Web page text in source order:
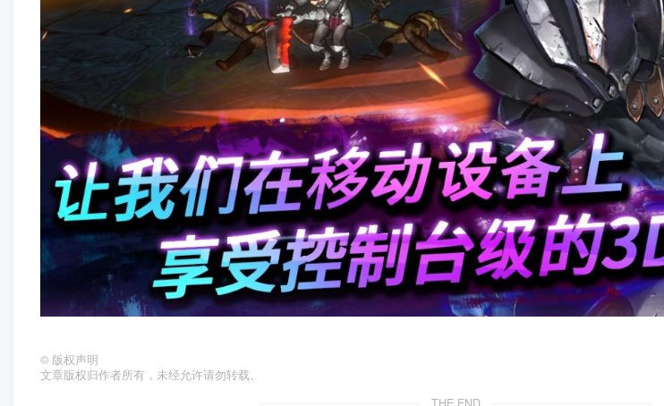
© 版权声明
文章版权归作者所有，未经允许请勿转载。